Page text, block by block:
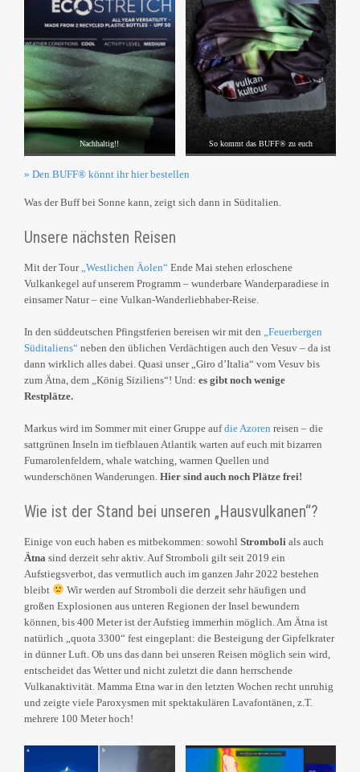
Nachhaltig!! So kommt das BUFF® zu euch
» Den BUFF® könnt ihr hier bestellen
Was der Buff bei Sonne kann, zeigt sich dann in Süditalien.
Unsere nächsten Reisen
Mit der Tour „Westlichen Äolen“ Ende Mai stehen erloschene
Vulkankegel auf unserem Programm – wunderbare Wanderparadiese in
einsamer Natur – eine Vulkan-Wanderliebhaber-Reise.
In den süddeutschen Pfingstferien bereisen wir mit den
„Feuerbergen
Süditaliens“ neben den üblichen Verdächtigen auch den Vesuv – da ist
dann wirklich alles dabei. Quasi unser „Giro d’Italia“ vom Vesuv bis
zum Ätna, dem „König Siziliens“! Und: es gibt noch wenige
Restplätze.
Markus wird im Sommer mit einer Gruppe aufdie Azoren reisen – die
sattgrünen Inseln im tiefblauen Atlantik warten auf euch mit bizarren
Fumarolenfeldern, whale watching, warmen Quellen und
wunderschönen Wanderungen. Hier sind auch noch Plätze frei!
Wie ist der Stand bei unseren „Hausvulkanen“?
Einige von euch haben es mitbekommen: sowohl Stromboli als auch
Ätna sind derzeit sehr aktiv. Auf Stromboli gilt seit 2019 ein
Aufstiegsverbot, das vermutlich auch im ganzen Jahr 2022 bestehen
bleibt
Wir werden auf Stromboli die derzeit sehr häufigen und
großen Explosionen aus unteren Regionen der Insel bewundern
können, bis 400 Meter ist der Aufstieg immerhin möglich. Am Ätna ist
natürlich „quota 3300“ fest eingeplant: die Besteigung der Gipfelkrater
in dünner Luft. Ob uns das dann bei unseren Reisen möglich sein wird,
entscheidet das Wetter und nicht zuletzt die dann herrschende
Vulkanaktivität. Mamma Etna war in den letzten Wochen recht unruhig
und zeigte viele Paroxysmen mit spektakulären Lavafontänen, z.T.
mehrere 100 Meter hoch!